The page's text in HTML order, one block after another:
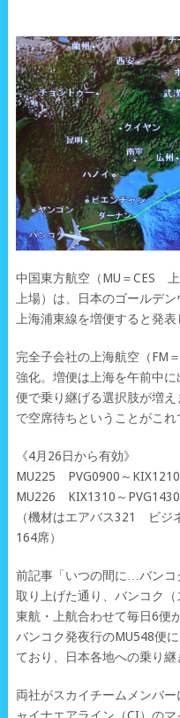
中国東方航空（MU＝CES
上場）は、日本のゴールデ
上海浦東線を増便すると発表
完全子会社の上海航空（FM
強化。増便は上海を午前中
便で乗り継げる選択肢が増
で空席待ちということがこれ
《4月26日から有効》
MU225 PVG0900～
MU226 KIX1310～
（機材はエアバス321 ビジ
164席）
前記事「いつの間に…バンコ
取り上げた通り、バンコク
東航・上航合わせて毎日6便
バンコク発夜行のMU548便
ており、日本各地への乗り継
両社がスカイチームメンバ
ャイナエアライン（CI）の